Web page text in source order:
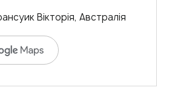
Вікторія, Австралія